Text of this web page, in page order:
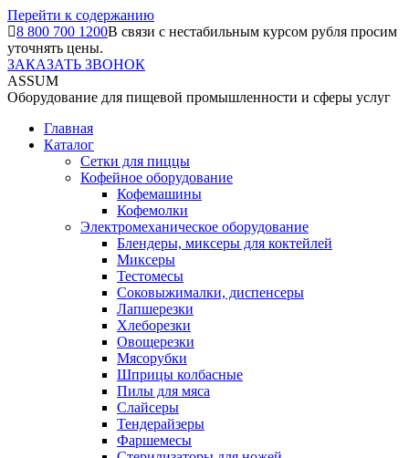
Перейти к содержанию
8 800 700 1200В связи с нестабильным курсом рубля просим
уточнять цены.
ЗАКАЗАТЬ ЗВОНОК
ASSUM
Оборудование для пищевой промышленности и сферы услуг
Главная
Каталог
Сетки для пиццы
Кофейное оборудование
Кофемашины
Кофемолки
Электромеханическое оборудование
Блендеры, миксеры для коктейлей
Миксеры
Тестомесы
Соковыжималки, диспенсеры
Лапшерезки
Хлеборезки
Овощерезки
Мясорубки
Шприцы колбасные
Пилы для мяса
Слайсеры
Тендерайзеры
Фаршемесы